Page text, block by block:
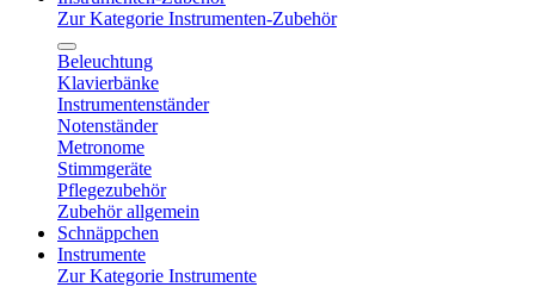
Zur Kategorie Instrumenten-Zubehör
Beleuchtung
Klavierbänke
Instrumentenständer
Notenständer
Metronome
Stimmgeräte
Pflegezubehör
Zubehör allgemein
Schnäppchen
Instrumente
Zur Kategorie Instrumente